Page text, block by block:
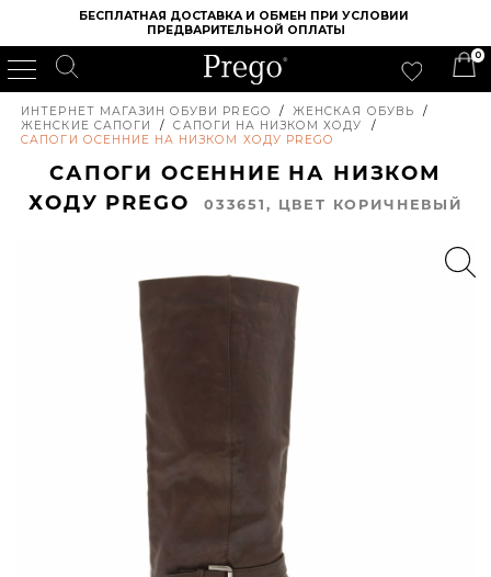
БЕСПЛАТНАЯ ДОСТАВКА И ОБМЕН ПРИ УСЛОВИИ
ПРЕДВАРИТЕЛЬНОЙ ОПЛАТЫ
0
ИНТЕРНЕТ МАГАЗИН ОБУВИ PREGO / ЖЕНСКАЯ ОБУВЬ
/
ЖЕНСКИЕ САПОГИ
/ САПОГИ НА НИЗКОМ ХОДУ
/
САПОГИ ОСЕННИЕ НА НИЗКОМ ХОДУ PREGO
САПОГИ ОСЕННИЕ НА НИЗКОМ
ХОДУ PREGO
033651, ЦВЕТ КОРИЧНЕВЫЙ